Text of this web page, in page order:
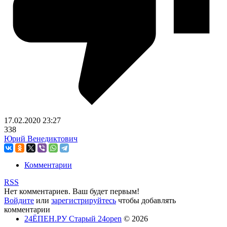
17.02.2020 23:27
338
Юрий Венедиктович
Комментарии
RSS
Нет комментариев. Ваш будет первым!
Войдите или зарегистрируйтесь чтобы добавлять
комментарии
24ЁПЕН.РУ Старый 24open © 2026